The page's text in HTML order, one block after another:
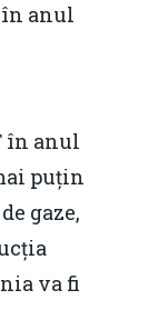
în anul
în anul
puțin
gaze,
va fi